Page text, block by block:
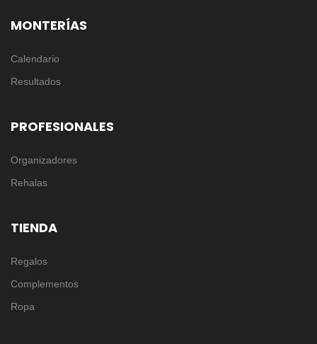
MONTERÍAS
Calendario
Resultados
PROFESIONALES
Organizadores
Rehalas
TIENDA
Regalos
Complementos
Ropa